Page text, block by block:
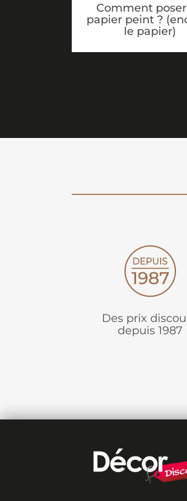
Comment
papier peint ?
le papier)
Des prix
depuis 1987